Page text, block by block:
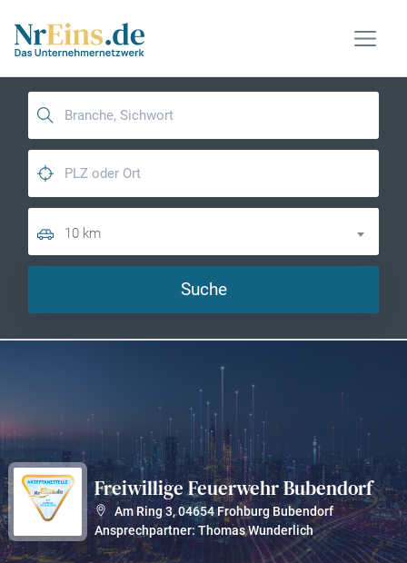
10 km
Suche
Freiwillige Feuerwehr Bubendorf ?
Am Ring 3,04654Frohburg Bubendorf
Ansprechpartner: Thomas Wunderlich